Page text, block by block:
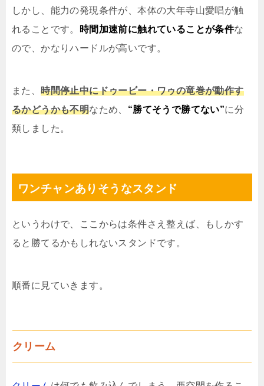
しかし、能力の発現条件が、本体の大年寺山愛唱が触
れることです。
時間加速前に触れていることが条件な
ので、かなりハードルが高いです。
また、時間停止中にドゥービー・ワゥの竜巻が動作す
るかどうかも不明なため、 “勝てそうで勝てない”に分
類しました。
ワンチャンありそうなスタンド
というわけで、ここからは条件さえ整えば、もしかす
ると勝てるかもしれないスタンドです。
順番に見ていきます。
クリーム